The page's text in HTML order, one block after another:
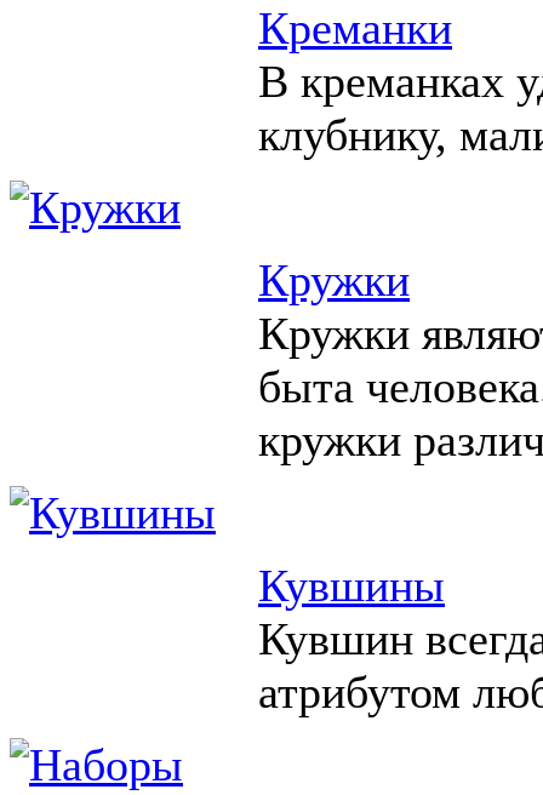
Креманки
В креманках
клубнику,
Кружки
Кружки
быта
кружки
Кувшины
Кувшин
атрибутом